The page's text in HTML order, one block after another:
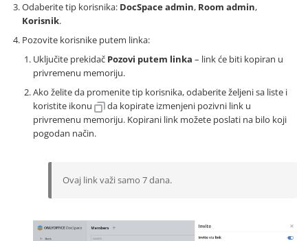
Odaberite tip korisnika: DocSpace admin, Room admin,
Korisnik.
Pozovite korisnike putem linka:
Uključite prekidač Pozovi putem linka – link će biti kopiran u
privremenu memoriju.
Ako želite da promenite tip korisnika, odaberite željeni sa liste i
koristite ikonu
da kopirate izmenjeni pozivni link u
privremenu memoriju. Kopirani link možete poslati na bilo koji
pogodan način.
Ovaj link važi samo 7 dana.